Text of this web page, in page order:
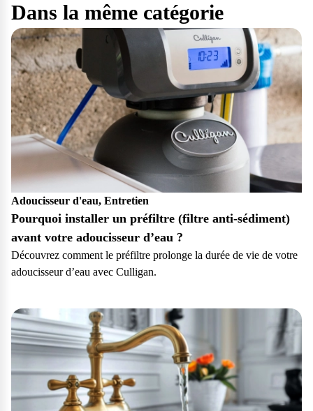
Dans la même catégorie
Adoucisseur d'eau, Entretien
Pourquoi installer un préfiltre (filtre anti-sédiment)
avant votre adoucisseur d’eau ?
Découvrez comment le préfiltre prolonge la durée de vie de votre
adoucisseur d’eau avec Culligan.